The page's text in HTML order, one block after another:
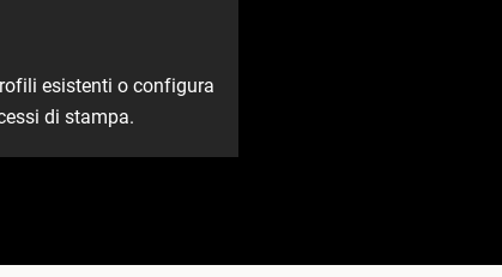
esistenti o configura
di stampa.